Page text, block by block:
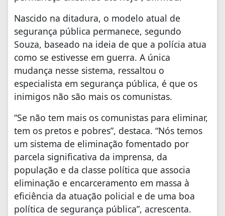
Nascido na ditadura, o modelo atual de
segurança pública permanece, segundo
Souza, baseado na ideia de que a polícia atua
como se estivesse em guerra. A única
mudança nesse sistema, ressaltou o
especialista em segurança pública, é que os
inimigos não são mais os comunistas.
“Se não tem mais os comunistas para eliminar,
tem os pretos e pobres”, destaca. “Nós temos
um sistema de eliminação fomentado por
parcela significativa da imprensa, da
população e da classe política que associa
eliminação e encarceramento em massa à
eficiência da atuação policial e de uma boa
política de segurança pública”, acrescenta.